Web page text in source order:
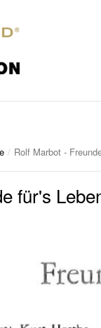
/ Rolf Marbot -
für's